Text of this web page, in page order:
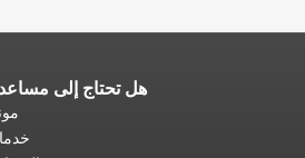
هل تحتاج إلى